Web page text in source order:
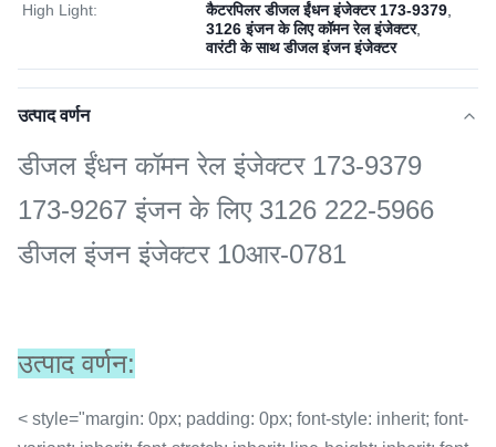
High Light: कैटरपिलर डीजल ईंधन इंजेक्टर 173-9379
3126 इंजन के लिए कॉमन रेल इंजेक्टर,
वारंटी के साथ डीजल इंजन इंजेक्टर
उत्पाद वर्णन
डीजल ईंधन कॉमन रेल इंजेक्टर 173-9379
173-9267 इंजन के लिए 3126 222-5966
डीजल इंजन इंजेक्टर 10आर-0781
उत्पाद वर्णन:
< style="margin: 0px; padding: 0px; font-style: inherit; font-